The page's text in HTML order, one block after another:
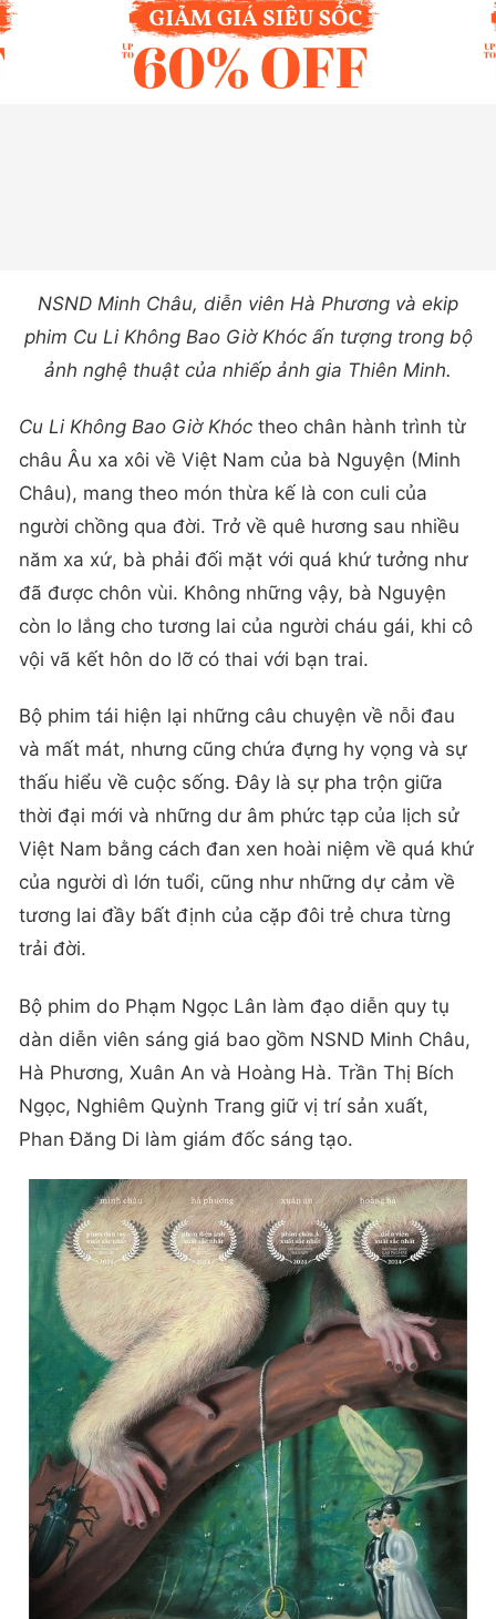
NSND Minh Châu, diễn viên Hà Phương và ekip
phim Cu Li Không Bao Giờ Khóc ấn tượng trong bộ
ảnh nghệ thuật của nhiếp ảnh gia Thiên Minh.
Cu Li Không Bao Giờ Khóc theo chân hành trình từ
châu Âu xa xôi về Việt Nam của bà Nguyện (Minh
Châu), mang theo món thừa kế là con culi của
người chồng qua đời. Trở về quê hương sau nhiều
năm xa xứ, bà phải đối mặt với quá khứ tưởng như
đã được chôn vùi. Không những vậy, bà Nguyện
còn lo lắng cho tương lai của người cháu gái, khi cô
vội vã kết hôn do lỡ có thai với bạn trai.
Bộ phim tái hiện lại những câu chuyện về nỗi đau
và mất mát, nhưng cũng chứa đựng hy vọng và sự
thấu hiểu về cuộc sống. Đây là sự pha trộn giữa
thời đại mới và những dư âm phức tạp của lịch sử
Việt Nam bằng cách đan xen hoài niệm về quá khứ
của người dì lớn tuổi, cũng như những dự cảm về
tương lai đầy bất định của cặp đôi trẻ chưa từng
trải đời.
Bộ phim do Phạm Ngọc Lân làm đạo diễn quy tụ
dàn diễn viên sáng giá bao gồm NSND Minh Châu,
Hà Phương, Xuân An và Hoàng Hà. Trần Thị Bích
Ngọc, Nghiêm Quỳnh Trang giữ vị trí sản xuất,
Phan Đăng Di làm giám đốc sáng tạo.